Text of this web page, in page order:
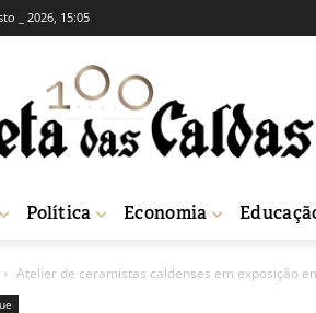
_ 2026, 15:05
Política Economia
Atelier de ceramistas caldenses em exposição